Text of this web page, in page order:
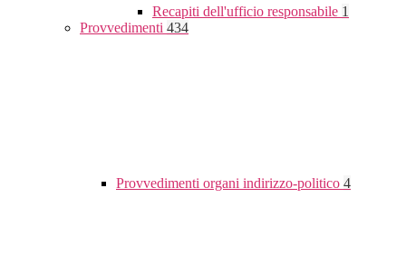
Recapiti dell'ufficio responsabile 1
Provvedimenti 434
Provvedimenti organi indirizzo-politico 4